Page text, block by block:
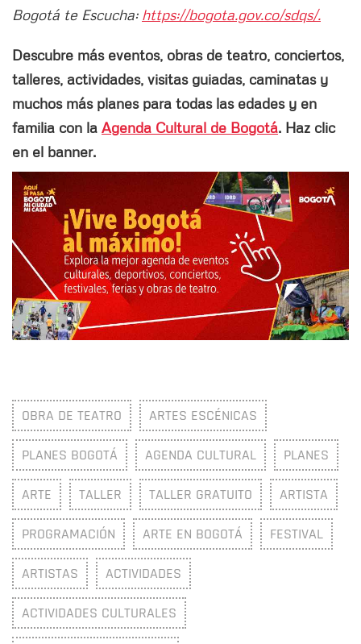
Bogotá te Escucha: https://bogota.gov.co/sdqs/.
Descubre más eventos, obras de teatro, conciertos,
talleres, actividades, visitas guiadas, caminatas y
muchos más planes para todas las edades y en
familia con la Agenda Cultural de Bogotá. Haz clic
en el banner.
OBRA DE TEATRO ARTES ESCÉNICAS
PLANES BOGOTÁ AGENDA CULTURAL PLANES
ARTE TALLER TALLER GRATUITO ARTISTA
PROGRAMACIÓN ARTE EN BOGOTÁ FESTIVAL
ARTISTAS ACTIVIDADES
ACTIVIDADES CULTURALES